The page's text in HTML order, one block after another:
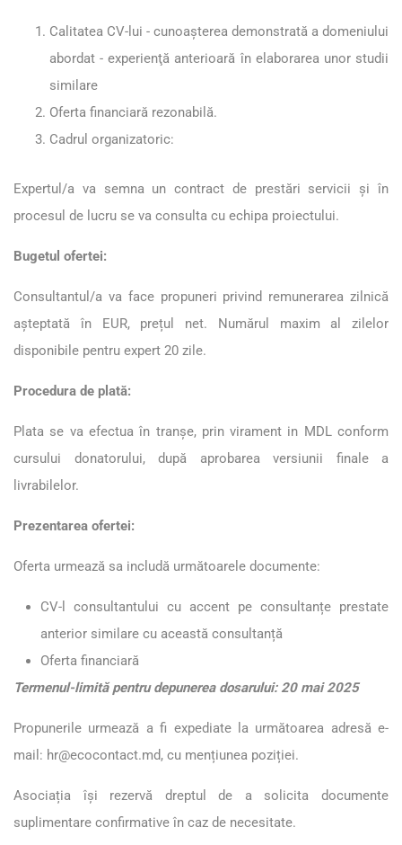
Calitatea CV-lui - cunoașterea demonstrată a domeniului
abordat - experienţă anterioară în elaborarea unor studii
similare
Oferta financiară rezonabilă.
Cadrul organizatoric:
Expertul/a va semna un contract de prestări servicii şi în
procesul de lucru se va consulta cu echipa proiectului.
Bugetul ofertei:
Consultantul/a va face propuneri privind remunerarea zilnică
așteptată în EUR, prețul net. Numărul maxim al zilelor
disponibile pentru expert 20 zile.
Procedura de plată:
Plata se va efectua în tranşe, prin virament in MDL conform
cursului donatorului, după aprobarea versiunii finale a
livrabilelor.
Prezentarea ofertei:
Oferta urmează sa includă următoarele documente:
CV-l consultantului cu accent pe consultanțe prestate
anterior similare cu această consultanță
Oferta financiară
Termenul-limită pentru depunerea dosarului: 20mai 2025
Propunerile urmează a fi expediate la următoarea adresă e-
mail: hr@ecocontact.md, cu mențiunea poziției.
Asociația își rezervă dreptul de a solicita documente
suplimentare confirmative în caz de necesitate.